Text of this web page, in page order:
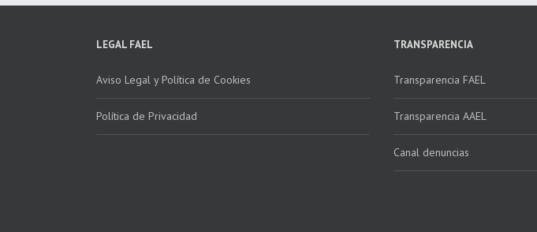
LEGAL FAEL
Aviso Legal y Política de Cookies
Política de Privacidad
TRANSPARENCIA
Transparencia FAEL
Transparencia AAEL
Canal denuncias